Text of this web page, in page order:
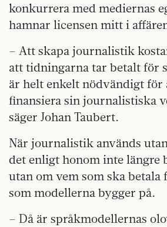
konkurrera med mediernas
hamnar licensen mitt i
– Att skapa journalistik
att tidningarna tar betalt för
är helt enkelt nödvändigt för
finansiera sin journalistiska
säger Johan Taubert.
När journalistik används
det enligt honom inte längre
utan om vem som ska
som modellerna bygger på.
– Då är språkmodellernas